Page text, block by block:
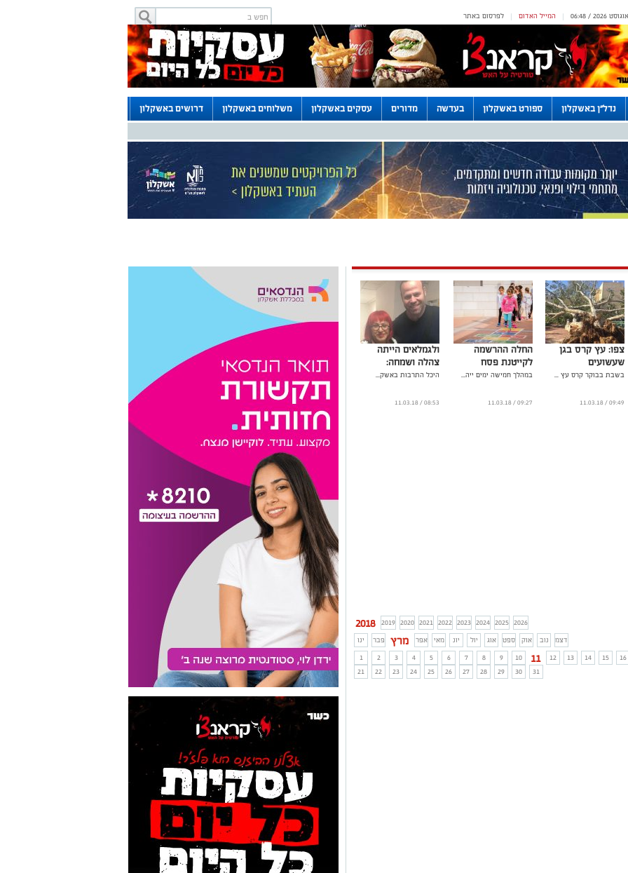
לפרסום באתר | המייל האדום |
נדל"ן באשקלון ספורט באשקלון בעדשה מדורים עסקים באשקלון משלוחים באשקלון דרושים באשקלון
צפו: עץ קרס בגן
שעשועים
בשבת בבוקר קרס עץ ...
09:49 / 11.03.18
החלה ההרשמה
לקייטנת פסח
במהלך חמישה ימים ייה...
09:27 / 11.03.18
ולגמלאים הייתה
צהלה ושמחה:
היכל התרבות באשק...
08:53 / 11.03.18
2018 2019 2020 2021 2022 2023 2024 2025 2026
ינו
פבר מרץ אפר מאי יונ יול אוג ספט אוק נוב
דצמ
1
2 3 4 5 6 7 8 9 10 11 12 13 14 15 16
21
22 23 24 25 26 27 28 29 30 31